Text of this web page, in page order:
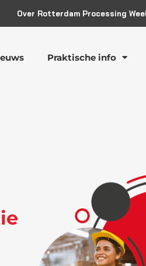
Over Rotterdam Processing
Praktische info